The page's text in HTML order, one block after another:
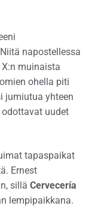
napostellessa
muinaista
ohella piti
jumiutua yhteen
uudet
tapaspaikat
Ernest
sillä Cervecería
lempipaikkana.